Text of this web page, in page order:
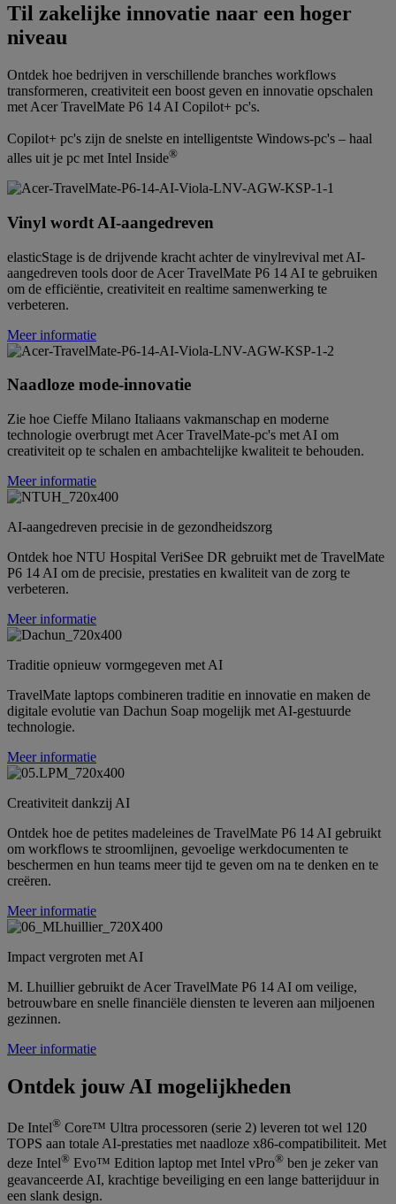
Til zakelijke innovatie naar een hoger
niveau
Ontdek hoe bedrijven in verschillende branches workflows
transformeren, creativiteit een boost geven en innovatie opschalen
met Acer TravelMate P6 14 AI Copilot+ pc's.
Copilot+ pc's zijn de snelste en intelligentste Windows-pc's – haal
alles uit je pc met Intel Inside®
Vinyl wordt AI-aangedreven
elasticStage is de drijvende kracht achter de vinylrevival met AI-
aangedreven tools door de Acer TravelMate P6 14 AI te gebruiken
om de efficiëntie, creativiteit en realtime samenwerking te
verbeteren.
Meer informatie
Naadloze mode-innovatie
Zie hoe Cieffe Milano Italiaans vakmanschap en moderne
technologie overbrugt met Acer TravelMate-pc's met AI om
creativiteit op te schalen en ambachtelijke kwaliteit te behouden.
Meer informatie
AI-aangedreven precisie in de gezondheidszorg
Ontdek hoe NTU Hospital VeriSee DR gebruikt met de TravelMate
P6 14 AI om de precisie, prestaties en kwaliteit van de zorg te
verbeteren.
Meer informatie
Traditie opnieuw vormgegeven met AI
TravelMate laptops combineren traditie en innovatie en maken de
digitale evolutie van Dachun Soap mogelijk met AI-gestuurde
technologie.
Meer informatie
Creativiteit dankzij AI
Ontdek hoe de petites madeleines de TravelMate P6 14 AI gebruikt
om workflows te stroomlijnen, gevoelige werkdocumenten te
beschermen en hun teams meer tijd te geven om na te denken en te
creëren.
Meer informatie
Impact vergroten met AI
M. Lhuillier gebruikt de Acer TravelMate P6 14 AI om veilige,
betrouwbare en snelle financiële diensten te leveren aan miljoenen
gezinnen.
Meer informatie
Ontdek jouw AI mogelijkheden
De Intel® Core™ Ultra processoren (serie 2) leveren tot wel 120
TOPS aan totale AI-prestaties met naadloze x86-compatibiliteit. Met
deze Intel® Evo™ Edition laptop met Intel vPro® ben je zeker van
geavanceerde AI, krachtige beveiliging en een lange batterijduur in
een slank design.